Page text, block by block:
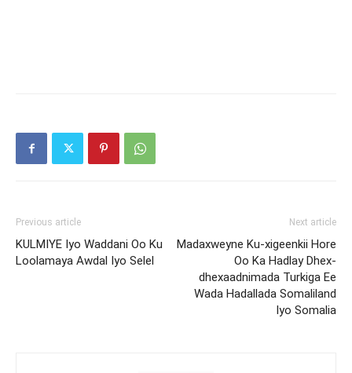
Previous article
KULMIYE Iyo Waddani Oo Ku
Loolamaya Awdal Iyo Selel
Next article
Madaxweyne Ku-xigeenkii Hore
Oo Ka Hadlay Dhex-
dhexaadnimada Turkiga Ee
Wada Hadallada Somaliland
Iyo Somalia